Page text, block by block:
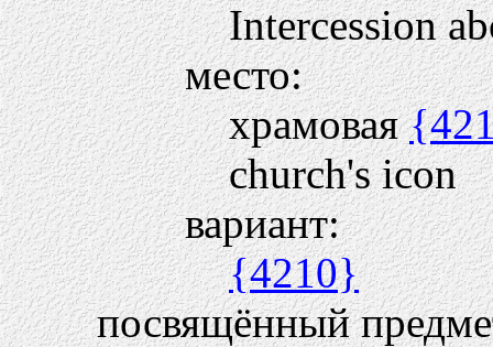
Intercession
место:
храмовая
church's icon
вариант:
{4210}
посвящённый